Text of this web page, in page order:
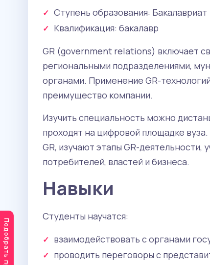
Ступень образования: Бакалавриат
Квалификация: бакалавр
GR (government relations) включает
региональными подразделениями,
органами. Применение GR-
преимущество компании.
Изучить специальность можно
проходят на цифровой площадке
GR, изучают этапы GR-деятельности,
потребителей, властей и бизнеса.
Навыки
Студенты научатся:
взаимодействовать с органами
проводить переговоры с